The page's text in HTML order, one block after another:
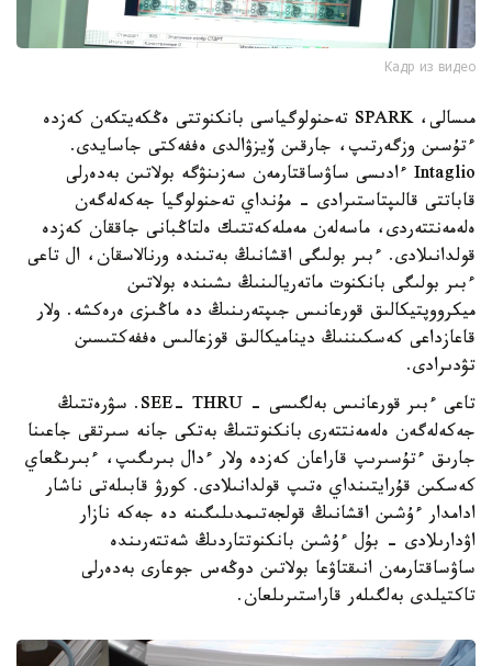
Кадр из видео
مىسالى، SPARK تەحنولوگياسى بانكنوتتى ەڭكەيتكەن كەزدە
ءتۇسىن وزگەرتىپ، جارقىن ۆيزۋالدى ەففەكتى جاسايدى.
Intaglio ءادىسى ساۋساقتارمەن سەزىنۋگە بولاتىن بەدەرلى
قاباتتى قالىپتاستىرادى - مۇنداي تەحنولوگيا جەكەلەگەن
ەلەمەنتتەردى، ماسەلەن مەملەكەتتىك ەلتاڭبانى جاققان كەزدە
قولدانىلادى. ءبىر بولىگى اقشانىڭ بەتىندە ورنالاسقان، ال تاعى
ءبىر بولىگى بانكنوت ماتەريالىنىڭ ىشىندە بولاتىن
ميكرووپتيكالىق قورعانىس جىپتەرىنىڭ دە ماڭىزى ەرەكشە. ولار
قاعازداعى كەسكىننىڭ ديناميكالىق قوزعالىس ەففەكتىسىن
تۋدىرادى.
تاعى ءبىر قورعانىس بەلگىسى - SEE- THRU. سۋرەتتىڭ
جەكەلەگەن ەلەمەنتتەرى بانكنوتتىڭ بەتكى جانە سىرتقى جاعىنا
جارىق ءتۇسىرىپ قاراعان كەزدە ولار ءدال بىرىگىپ، ءبىرىڭعاي
كەسكىن قۇرايتىنداي ەتىپ قولدانىلادى. كورۋ قابىلەتى ناشار
ادامدار ءۇشىن اقشانىڭ قولجەتىمدىلىگىنە دە جەكە نازار
اۋدارىلادى - بۇل ءۇشىن بانكنوتتاردىڭ شەتتەرىندە
ساۋساقتارمەن انىقتاۋعا بولاتىن دوڭەس جوعارى بەدەرلى
تاكتيلدى بەلگىلەر قاراستىرىلعان.